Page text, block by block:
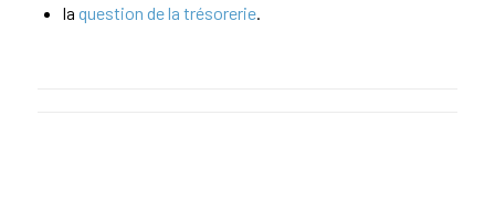
la question de la trésorerie.